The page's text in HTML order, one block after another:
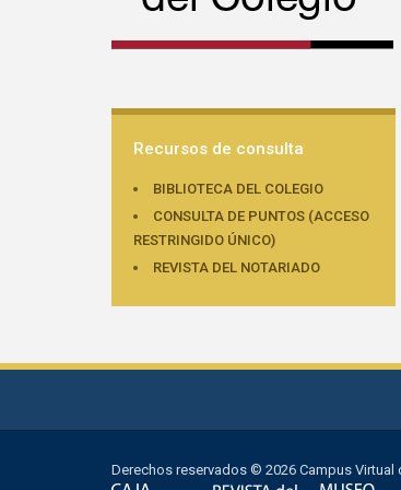
Recursos de consulta
BIBLIOTECA DEL COLEGIO
CONSULTA DE PUNTOS (ACCESO
RESTRINGIDO ÚNICO)
REVISTA DEL NOTARIADO
Derechos reservados © 2026 Campus